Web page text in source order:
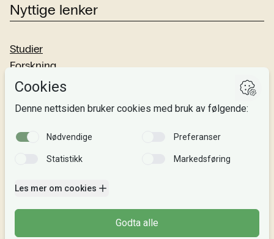
Nyttige lenker
Studier
Forskning
Om oss
Si fra!
Følg oss